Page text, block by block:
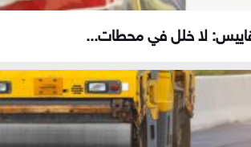
لا خلل في محطات...